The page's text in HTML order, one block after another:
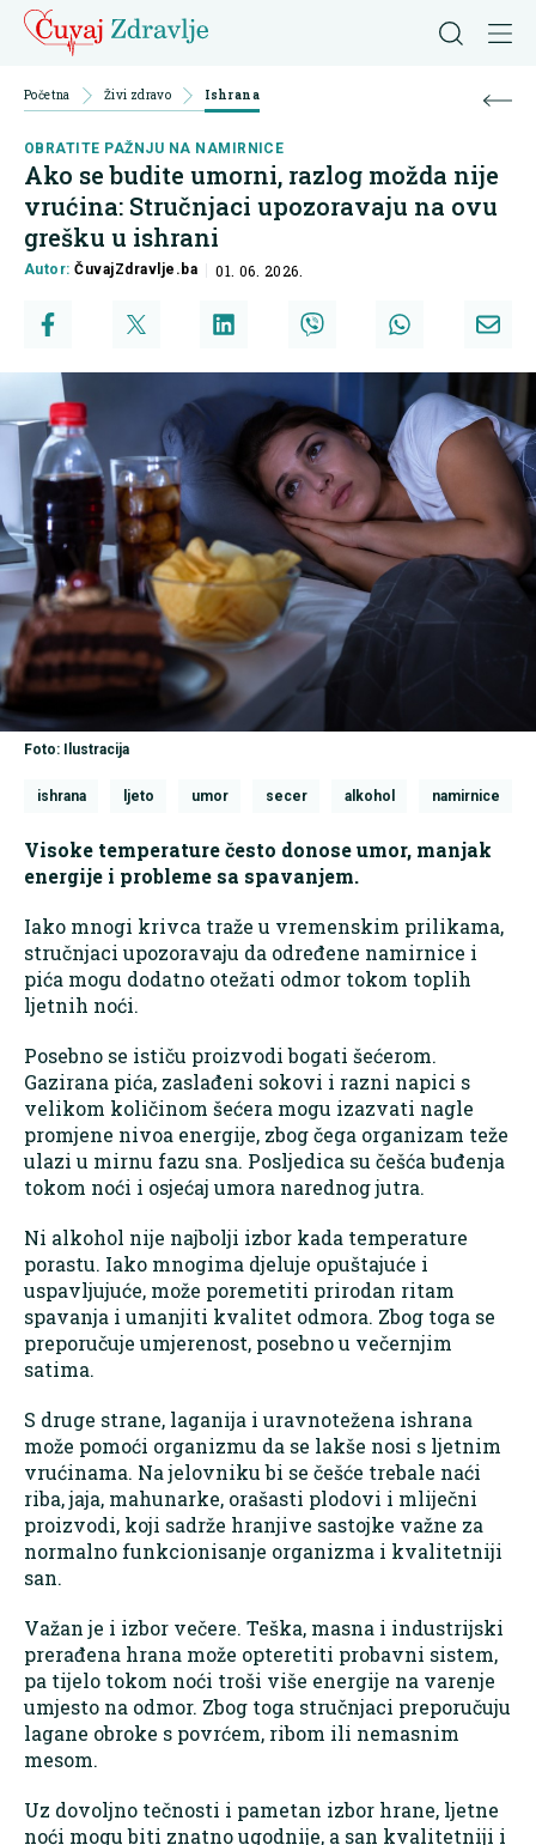
Početna Živi zdravo Ishrana
OBRATITE PAŽNJU NA NAMIRNICE
Ako se budite umorni, razlog možda nije
vrućina: Stručnjaci upozoravaju na ovu
grešku u ishrani
Autor:ČuvajZdravlje.ba 01. 06. 2026.
Foto: Ilustracija
ishrana ljeto umor secer alkohol namirnice
Visoke temperature često donose umor, manjak
energije i probleme sa spavanjem.
Iako mnogi krivca traže u vremenskim prilikama,
stručnjaci upozoravaju da određene namirnice i
pića mogu dodatno otežati odmor tokom toplih
ljetnih noći.
Posebno se ističu proizvodi bogati šećerom.
Gazirana pića, zaslađeni sokovi i razni napici s
velikom količinom šećera mogu izazvati nagle
promjene nivoa energije, zbog čega organizam teže
ulazi u mirnu fazu sna. Posljedica su češća buđenja
tokom noći i osjećaj umora narednog jutra.
Ni alkohol nije najbolji izbor kada temperature
porastu. Iako mnogima djeluje opuštajuće i
uspavljujuće, može poremetiti prirodan ritam
spavanja i umanjiti kvalitet odmora. Zbog toga se
preporučuje umjerenost, posebno u večernjim
satima.
S druge strane, laganija i uravnotežena ishrana
može pomoći organizmu da se lakše nosi s ljetnim
vrućinama. Na jelovniku bi se češće trebale naći
riba, jaja, mahunarke, orašasti plodovi i mliječni
proizvodi, koji sadrže hranjive sastojke važne za
normalno funkcionisanje organizma i kvalitetniji
san.
Važan je i izbor večere. Teška, masna i industrijski
prerađena hrana može opteretiti probavni sistem,
pa tijelo tokom noći troši više energije na varenje
umjesto na odmor. Zbog toga stručnjaci preporučuju
lagane obroke s povrćem, ribom ili nemasnim
mesom.
Uz dovoljno tečnosti i pametan izbor hrane, ljetne
noći mogu biti znatno ugodnije, a san kvalitetniji i